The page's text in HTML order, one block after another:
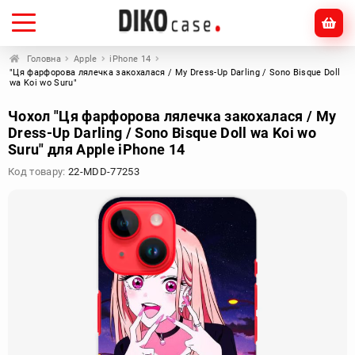
Головна Apple
iPhone 14
"Ця фарфорова лялечка закохалася / My Dress-Up Darling / Sono Bisque Doll
wa Koi wo Suru"
Чохол "Ця фарфорова лялечка закохалася / My
Dress-Up Darling / Sono Bisque Doll wa Koi wo
Suru" для Apple iPhone 14
Код товару: 22-MDD-77253